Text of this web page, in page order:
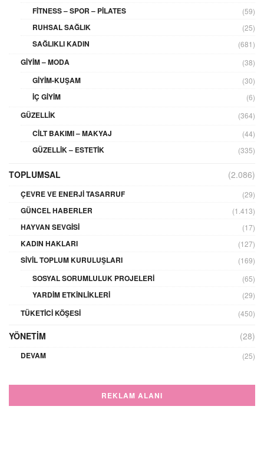
FITNESS – SPOR – PILATES (59)
RUHSAL SAĞLIK (25)
SAĞLIKLI KADIN (681)
GIYIM – MODA (38)
GIYIM-KUŞAM (30)
İÇ GIYIM (6)
GÜZELLIK (364)
CILT BAKIMI – MAKYAJ (44)
GÜZELLIK – ESTETIK (335)
TOPLUMSAL (2.086)
ÇEVRE VE ENERJI TASARRUF (29)
GÜNCEL HABERLER (1.413)
HAYVAN SEVGISI (17)
KADIN HAKLARI (127)
SIVIL TOPLUM KURULUŞLARI (169)
SOSYAL SORUMLULUK PROJELERI (65)
YARDIM ETKINLIKLERI (29)
TÜKETICI KÖŞESI (450)
YÖNETIM (28)
DEVAM (25)
REKLAM ALANI